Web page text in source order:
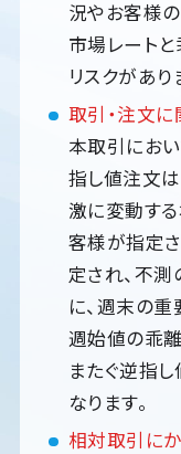
況やお客様
市場レート
リスクがあり
取引・注文に
本取引にお
指し値注文
激に変動す
客様が指定
定され、不
に、週末の
週始値の乖
またぐ逆指
なります。
相対取引に